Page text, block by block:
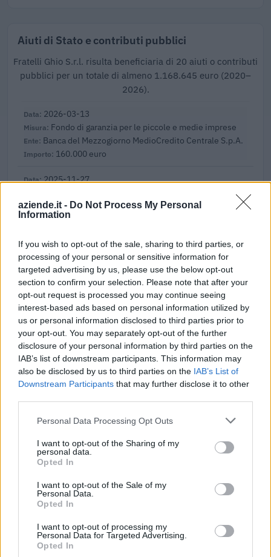
aziende.it - Do Not Process My Personal
Information
If you wish to opt-out of the sale, sharing to third parties, or
processing of your personal or sensitive information for
targeted advertising by us, please use the below opt-out
section to confirm your selection. Please note that after your
opt-out request is processed you may continue seeing
interest-based ads based on personal information utilized by
us or personal information disclosed to third parties prior to
your opt-out. You may separately opt-out of the further
disclosure of your personal information by third parties on the
IAB’s list of downstream participants. This information may
also be disclosed by us to third parties on the IAB’s List of
Downstream Participants that may further disclose it to other
Personal Data Processing Opt Outs
I want to opt-out of the Sharing of my
personal data.
Opted In
I want to opt-out of the Sale of my
Personal Data.
Opted In
I want to opt-out of processing my
Personal Data for Targeted Advertising.
Opted In
Aiuti di Stato e contributi pubblici
Fratelli Ghio S.r.l. risulta beneficiaria di 20 aiuti o contributi
pubblici per un totale di almeno 1.168.645 euro (2020–
2026).
2026-03-13
Fondo di garanzia per le piccole e medie imprese
Banca del Mezzogiorno MedioCredito Centrale S.p.A.
160.000 euro
2025-11-27
privi di occupazione e beneficiari dell'assicurazione
sociale per l'im
1.330 euro
2025-09-12
Fondo di garanzia per le piccole e medie imprese
Banca del Mezzogiorno MedioCredito Centrale S.p.A.
50.000 euro
2025-06-24
Fondo di garanzia per le piccole e medie imprese
Banca del Mezzogiorno MedioCredito Centrale S.p.A.
280.000 euro
2025-03-28
privi di occupazione e beneficiari dell'assicurazione
INPS
1.875 euro
2024-12-30
Fondo di garanzia per le piccole e medie imprese
n.d.
2024-12-06